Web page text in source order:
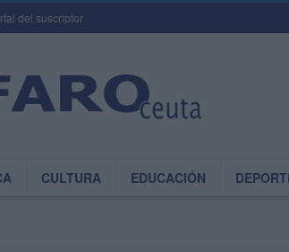
del suscriptor
CULTURA EDUCACIÓN